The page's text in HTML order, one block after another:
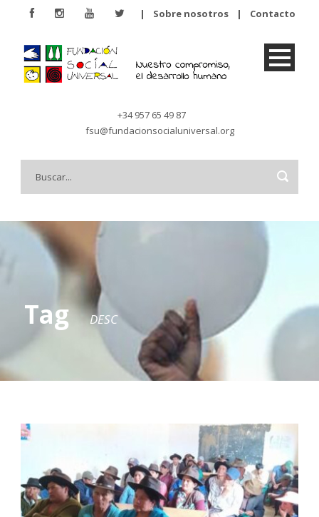
| Sobre nosotros | Contacto
+34 957 65 49 87
fsu@fundacionsocialuniversal.org
Tag DESC